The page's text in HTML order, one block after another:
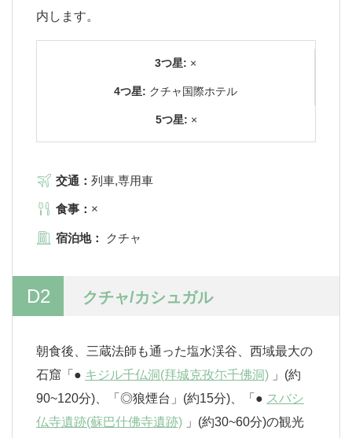
内します。
3つ星: ×
4つ星: クチャ国際ホテル
5つ星: ×
交通： 列車,専用車
食事： ×
宿泊地： クチャ
D2 クチャ/カシュガル
朝食後、三蔵法師も通った塩水渓谷、西域最大の
石窟「● キジル千仏洞(拜城克孜尓千佛洞) 」(約
90~120分)、「◎狼煙台」(約15分)、「● スバシ
仏寺遺跡(蘇巴什佛寺遺跡) 」(約30~60分)の観光